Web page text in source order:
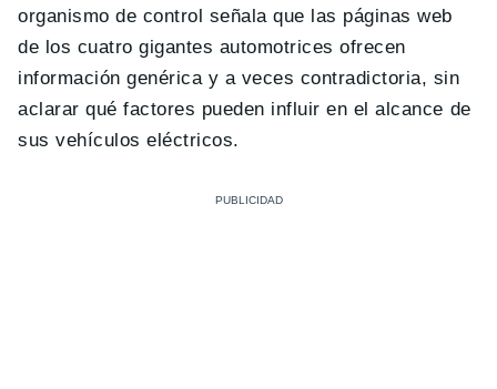
organismo de control señala que las páginas web
de los cuatro gigantes automotrices ofrecen
información genérica y a veces contradictoria, sin
aclarar qué factores pueden influir en el alcance de
sus vehículos eléctricos.